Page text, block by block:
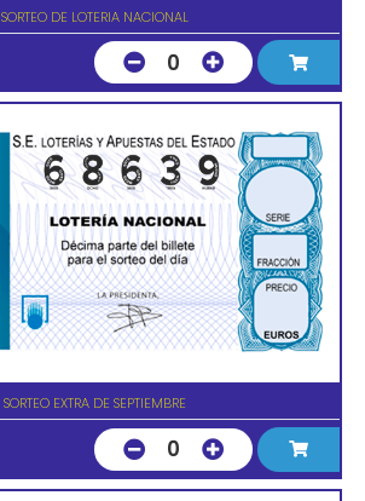
SORTEO DE LOTERIA NACIONAL
0
SORTEO EXTRA DE SEPTIEMBRE
0